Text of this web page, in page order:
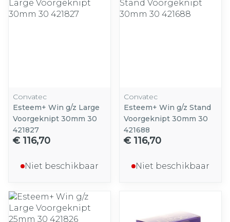
Convatec
Esteem+ Win g/z Large
Voorgeknipt 30mm 30
421827
€ 116,70
Niet beschikbaar
Convatec
Esteem+ Win g/z Stand
Voorgeknipt 30mm 30
421688
€ 116,70
Niet beschikbaar